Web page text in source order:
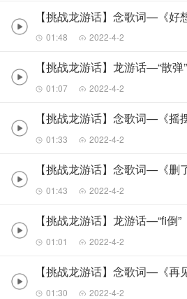
【挑战龙游话】念歌词—《好
01:48 2022-4-2
【挑战龙游话】龙游话—“散弹”
01:07 2022-4-2
01:33 2022-4-2
【挑战龙游话】念歌词—《删
01:43 2022-4-2
【挑战龙游话】龙游话—“fi倒”
01:01 2022-4-2
【挑战龙游话】念歌词—《再
01:30 2022-4-2